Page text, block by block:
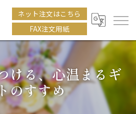
ネット注文はこちら
FAX注文用紙
ける、心温まるギ
のすすめ